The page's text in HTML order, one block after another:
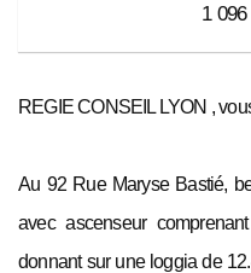
1 096
REGIE CONSEIL LYON ,
Au 92 Rue Maryse Bastié,
avec ascenseur
donnant sur une loggia de